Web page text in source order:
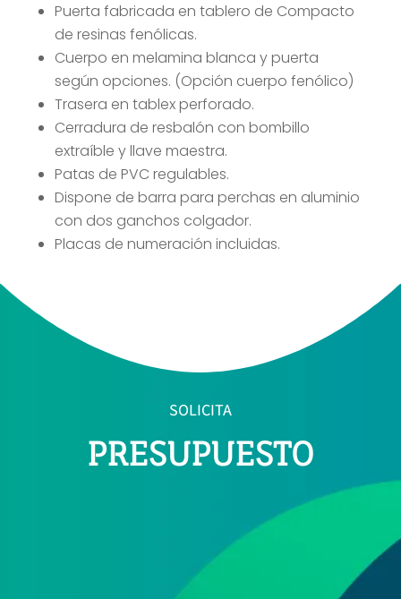
Puerta fabricada en tablero de Compacto
de resinas fenólicas.
Cuerpo en melamina blanca y puerta
según opciones. (Opción cuerpo fenólico)
Trasera en tablex perforado.
Cerradura de resbalón con bombillo
extraíble y llave maestra.
Patas de PVC regulables.
Dispone de barra para perchas en aluminio
con dos ganchos colgador.
Placas de numeración incluidas.
SOLICITA
PRESUPUESTO